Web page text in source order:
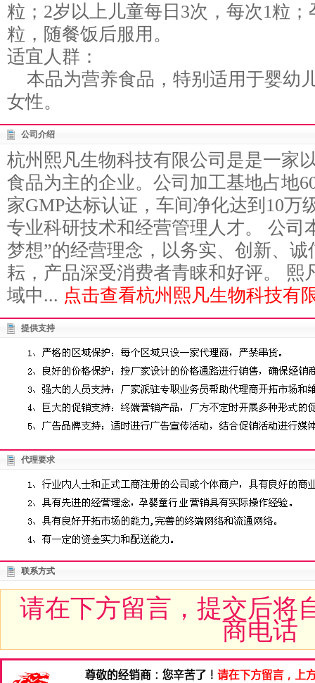
粒；2岁以上儿童每日3次，每次1粒
粒，随餐饭后服用。
适宜人群：
本品为营养食品，特别适用于婴幼
女性。
公司介绍
杭州熙凡生物科技有限公司是是一家
食品为主的企业。公司加工基地占地
家GMP达标认证，车间净化达到10万
专业科研技术和经营管理人才。 公司
梦想”的经营理念，以务实、创新、
耘，产品深受消费者青睐和好评。 熙
域中... 点击查看杭州熙凡生物科技有
提供支持
代理要求
联系方式
请在下方留言，提交后将
商电话